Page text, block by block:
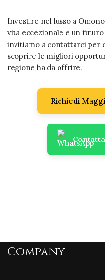
Investire nel lusso a
vita eccezionale e un
invitiamo a contattarci per
scoprire le migliori
regione ha da offrire.
Richiedi
Company